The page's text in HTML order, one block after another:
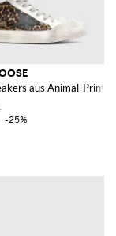
aus Animal-Print-
-25%